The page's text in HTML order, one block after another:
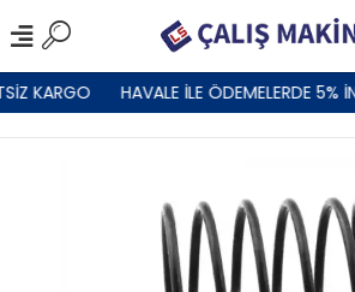
KARGO HAVALE İLE ÖDEMELERDE 5%